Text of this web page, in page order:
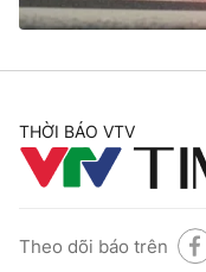
VTV9
Liên hệ tòa soạn
THỜI BÁO VTV
Theo dõi báo trên